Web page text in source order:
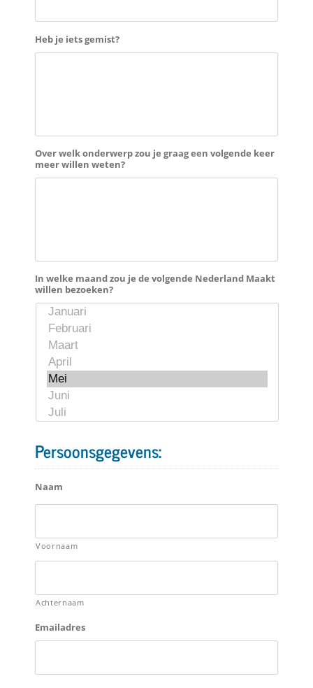
Heb je iets gemist?
Over welk onderwerp zou je graag een volgende keer
meer willen weten?
In welke maand zou je de volgende Nederland Maakt
willen bezoeken?
Persoonsgegevens:
Naam
Voornaam
Achternaam
Emailadres